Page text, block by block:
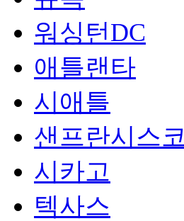
워싱턴DC
애틀랜타
시애틀
샌프란시스코
시카고
텍사스